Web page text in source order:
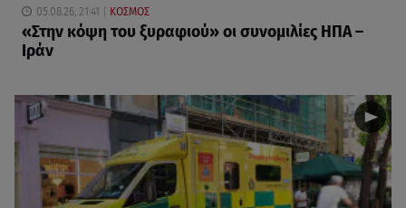
05.08.26, 21:41 ΚΟΣΜΟΣ
«Στην κόψη του ξυραφιού» οι συνομιλίες ΗΠΑ –
Ιράν